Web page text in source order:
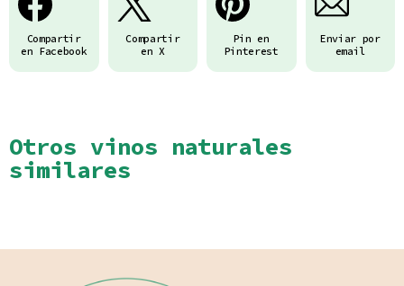
Compartir
en Facebook
Compartir
en X
Pin en
Pinterest
Enviar por
email
Otros vinos naturales
similares